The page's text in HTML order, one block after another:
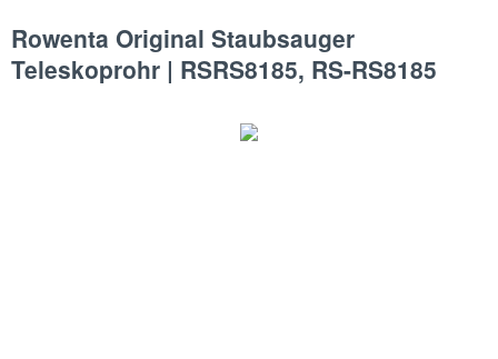
Rowenta Original Staubsauger
Teleskoprohr | RSRS8185, RS-RS8185